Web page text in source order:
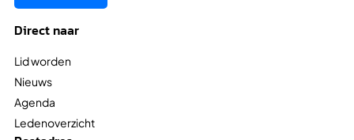
Direct naar
Lid worden
Nieuws
Agenda
Ledenoverzicht